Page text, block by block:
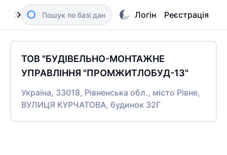
Логін Реєстрація
ТОВ "БУДІВЕЛЬНО-МОНТАЖНЕ
УПРАВЛІННЯ "ПРОМЖИТЛОБУД-13"
Україна, 33018, Рівненська обл., місто Рівне,
ВУЛИЦЯ КУРЧАТОВА, будинок 32Г